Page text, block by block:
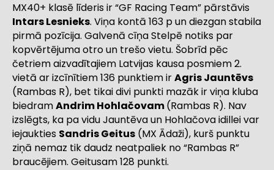
MX40+ klasē līderis ir “GF Racing Team” pārstāvis
Intars Lesnieks. Viņa kontā 163 p un diezgan stabila
pirmā pozīcija. Galvenā cīņa Stelpē notiks par
kopvērtējuma otro un trešo vietu. Šobrīd pēc
četriem aizvadītajiem Latvijas kausa posmiem 2.
vietā ar izcīnītiem 136 punktiem irAgris Jauntēvs
(Rambas R), bet tikai divi punkti mazāk ir viņa kluba
biedramAndrim Hohlačovam(Rambas R). Nav
izslēgts, ka pa vidu Jauntēva un Hohlačova idillei var
iejaukties Sandris Geitus (MX Ādaži), kurš punktu
ziņā nemaz tik daudz neatpaliek no “Rambas R”
braucējiem. Geitusam 128 punkti.